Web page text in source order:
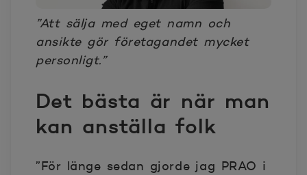
”Att sälja med eget namn och
ansikte gör företagandet mycket
personligt.”
Det bästa är när man
kan anställa folk
”För länge sedan gjorde jag PRAO i